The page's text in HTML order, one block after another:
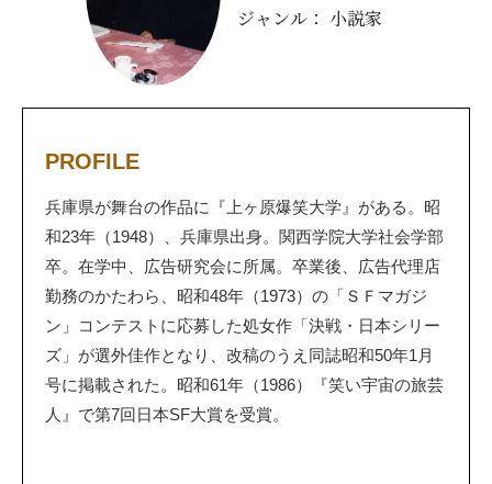
ジャンル： 小説家
PROFILE
兵庫県が舞台の作品に『上ヶ原爆笑大学』がある。 昭
和23年（1948）、兵庫県出身。関西学院大学社会学部
卒。在学中、広告研究会に所属。卒業後、広告代理店
勤務のかたわら、昭和48年（1973）の「ＳＦマガジ
ン」コンテストに応募した処女作「決戦・日本シリー
ズ」が選外佳作となり、改稿のうえ同誌昭和50年1月
号に掲載された。昭和61年（1986）『笑い宇宙の旅芸
人』で第7回日本SF大賞を受賞。